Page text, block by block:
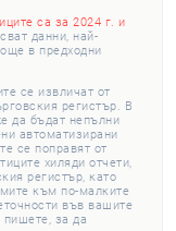
са за 2024 г. и
данни, най-
в предходни
се извличат от
регистър. В
да бъдат непълни
автоматизирани
се поправят от
хиляди отчети,
регистър, като
към по-малките
във вашите
пишете, за да